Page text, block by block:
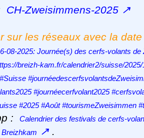
CH-Zweisimmens-2025 ↗
sur les réseaux avec la
08-2025: Journée(s) des cerfs-volants de
breizh-kam.fr/calendrier2/suisse/
#Suisse
#journéecerfvolant2025
#2025 #Août #tourismeZweisimmen
: Calendrier des festivals de cerfs-
Breizhkam ↗ .